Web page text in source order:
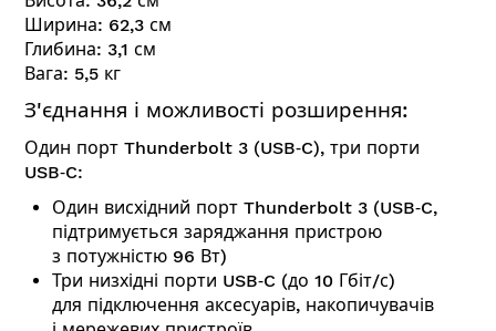
Ширина: 62,3 см
Глибина: 3,1 см
Вага: 5,5 кг
З'єднання і можливості розширення:
Один порт Thunderbolt 3 (USB‑C), три порти
USB‑C:
Один висхідний порт Thunderbolt 3 (USB‑C,
підтримується заряджання пристрою
з потужністю 96 Вт)
Три низхідні порти USB‑C (до 10 Гбіт/с)
для підключення аксесуарів, накопичувачів